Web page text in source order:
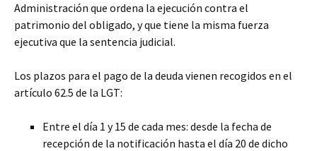
Administración que ordena la ejecución contra el
patrimonio del obligado, y que tiene la misma fuerza
ejecutiva que la sentencia judicial.
Los plazos para el pago de la deuda vienen recogidos en el
artículo 62.5 de la LGT:
Entre el día 1 y 15 de cada mes: desde la fecha de
recepción de la notificación hasta el día 20 de dicho